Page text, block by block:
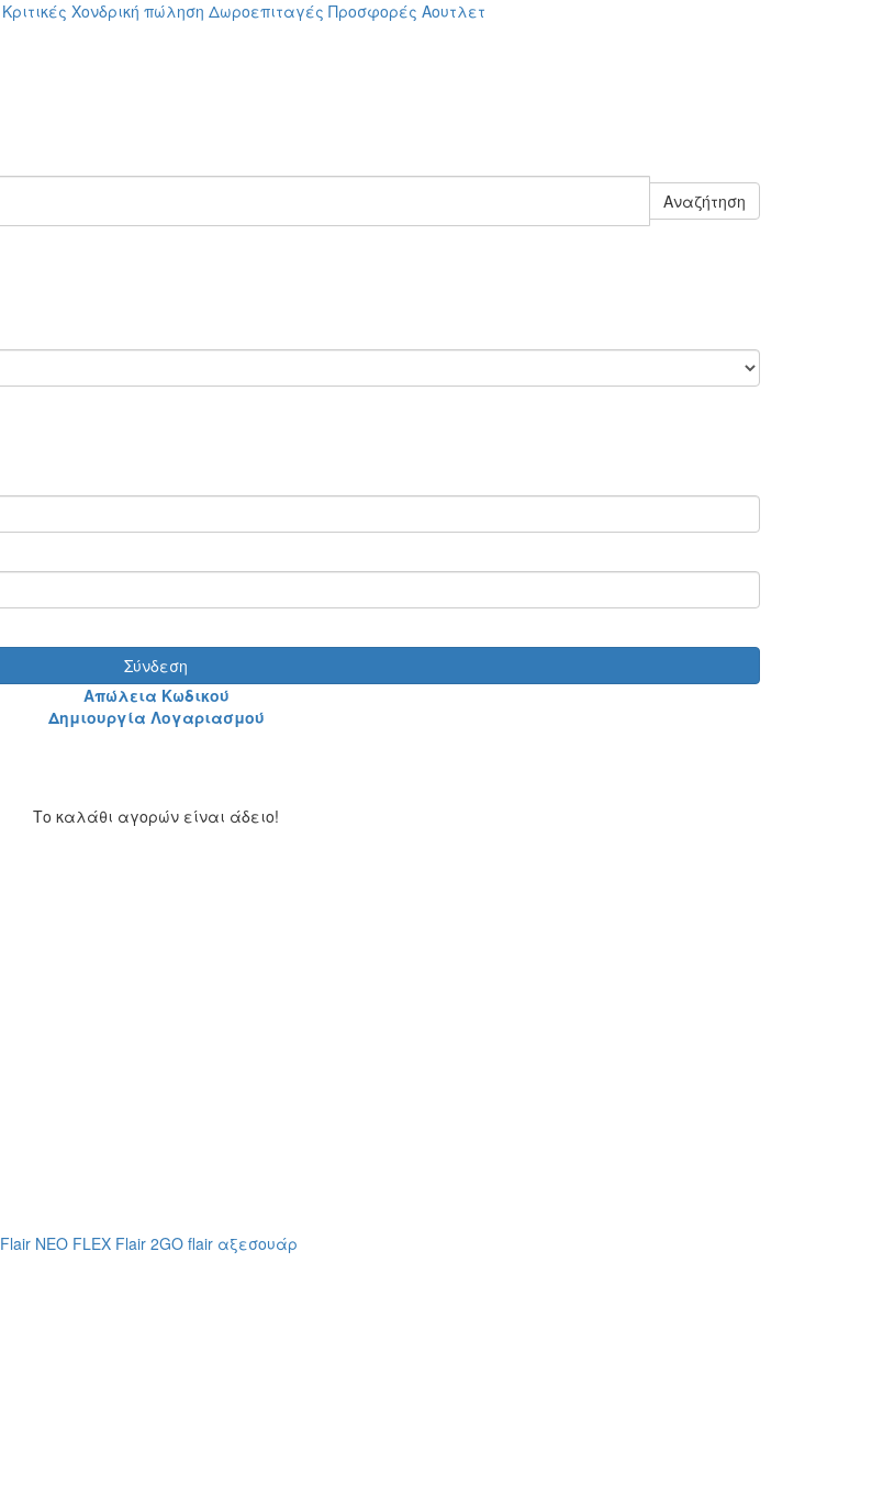
Κριτικές Χονδρική πώληση Δωροεπιταγές Προσφορές Αουτλετ
Αναζήτηση
Σύνδεση
Απώλεια Κωδικού
Δημιουργία Λογαριασμού
Το καλάθι αγορών είναι άδειο!
Flair NEO FLEX Flair 2GO flair αξεσουάρ